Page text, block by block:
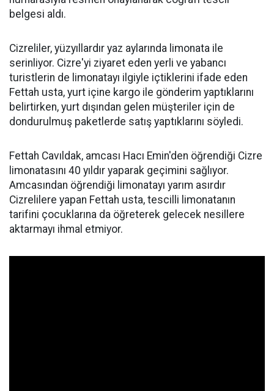
belgesi aldı.
Cizreliler, yüzyıllardır yaz aylarında limonata ile
serinliyor. Cizre'yi ziyaret eden yerli ve yabancı
turistlerin de limonatayı ilgiyle içtiklerini ifade eden
Fettah usta, yurt içine kargo ile gönderim yaptıklarını
belirtirken, yurt dışından gelen müşteriler için de
dondurulmuş paketlerde satış yaptıklarını söyledi.
Fettah Cavıldak, amcası Hacı Emin'den öğrendiği Cizre
limonatasını 40 yıldır yaparak geçimini sağlıyor.
Amcasından öğrendiği limonatayı yarım asırdır
Cizrelilere yapan Fettah usta, tescilli limonatanın
tarifini çocuklarına da öğreterek gelecek nesillere
aktarmayı ihmal etmiyor.